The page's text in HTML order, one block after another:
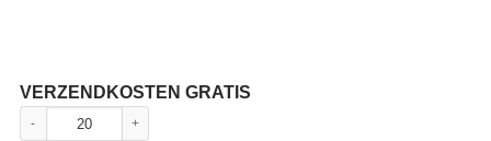
VERZENDKOSTEN GRATIS